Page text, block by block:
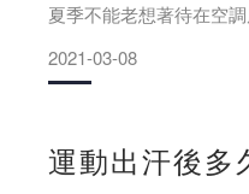
所以說，運動完之後，
以便彌補身體內因為流
夏季不能老想著待在空
謝。所以說，在夏季的
2021-03-08
運動出汗後多